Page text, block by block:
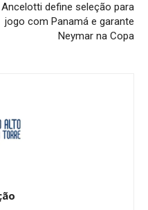
Ancelotti define seleção para
jogo com Panamá e garante
Neymar na Copa